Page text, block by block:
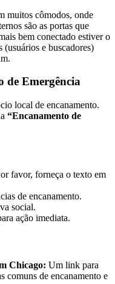
muitos cômodos, onde
são as portas que
bem conectado estiver o
(usuários e buscadores)
de Emergência
local de encanamento.
“Encanamento de
favor, forneça o texto em
de encanamento.
social.
ação imediata.
Chicago: Um link para
comuns de encanamento e